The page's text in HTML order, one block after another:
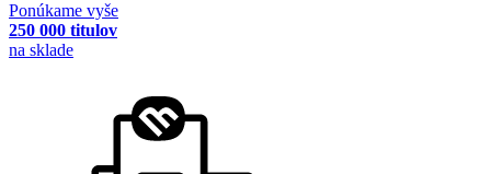
Ponúkame vyše
250 000 titulov
na sklade